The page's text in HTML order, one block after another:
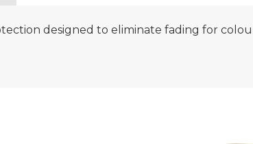
designed to eliminate fading for